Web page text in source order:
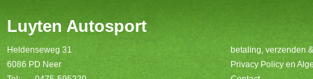
Luyten Autosport
Heldenseweg 31
6086 PD Neer
betaling, verzenden
Privacy Policy en